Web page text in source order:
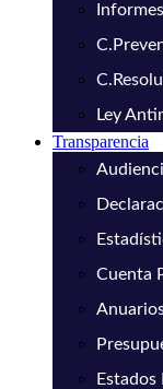
Ley
Transparencia
Cuenta